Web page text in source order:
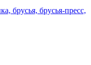
брусья, брусья-пресс,